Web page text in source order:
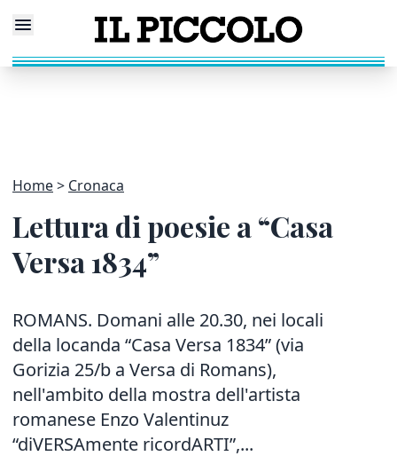
Home Cronaca
Lettura di poesie a “Casa
Versa 1834”
ROMANS. Domani alle 20.30, nei locali
della locanda “Casa Versa 1834” (via
Gorizia 25/b a Versa di Romans),
nell'ambito della mostra dell'artista
romanese Enzo Valentinuz
“diVERSAmente ricordARTI”,...